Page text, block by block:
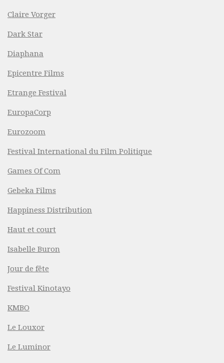
Claire Vorger
Dark Star
Diaphana
Epicentre Films
Etrange Festival
EuropaCorp
Eurozoom
Festival International du Film Politique
Games Of Com
Gebeka Films
Happiness Distribution
Haut et court
Isabelle Buron
Jour de fête
Festival Kinotayo
KMBO
Le Louxor
Le Luminor